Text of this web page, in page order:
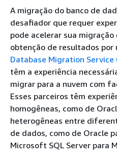
A migração do banco de
desafiador que requer
pode acelerar sua
obtenção de resultados por
Database Migration
têm a experiência
migrar para a nuvem com
Esses parceiros têm
homogêneas, como de
heterogêneas entre
de dados, como de Oracle
Microsoft SQL Server para